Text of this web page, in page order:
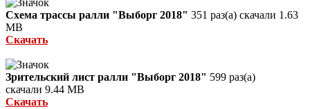
Схема трассы ралли "Выборг 2018" 351 раз(а) скачали 1.63
MB
Скачать
Зрительский лист ралли "Выборг 2018" 599 раз(а)
скачали 9.44 MB
Скачать